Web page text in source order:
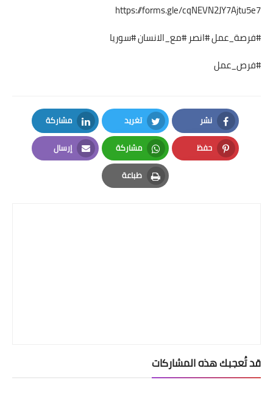
https://forms.gle/cqNEVN2JY7Ajtu5e7
#فرصة_عمل #انصر #مع_الانسان #سوريا
#فرص_عمل
نشر
Facebook
تغريد
Twitter
مشاركة
LinkedIn
حفظ
Pinterest
مشاركة
Whatsapp
إرسال
Email
طباعة
Print
قد تُعجبك هذه المشاركات